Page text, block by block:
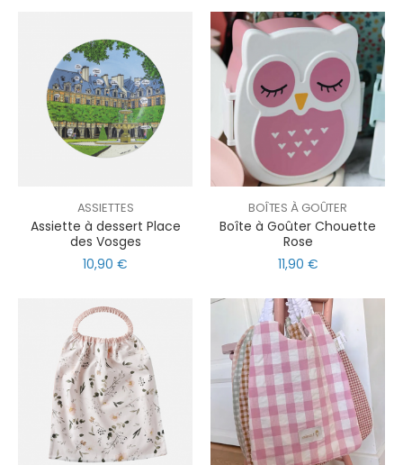
ASSIETTES
Assiette à dessert Place
des Vosges
10,90 €
BOÎTES À GOÛTER
Boîte à Goûter Chouette
Rose
11,90 €